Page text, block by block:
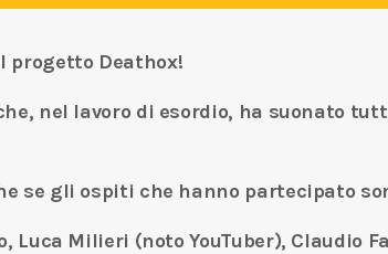
progetto Deathox!
nel lavoro di esordio, ha suonato
se gli ospiti che hanno partecipato
Luca Milieri (noto YouTuber), Claudio